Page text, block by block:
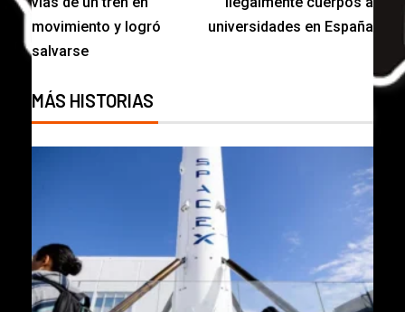
movimiento y logró
salvarse
universidades en España
MÁS HISTORIAS